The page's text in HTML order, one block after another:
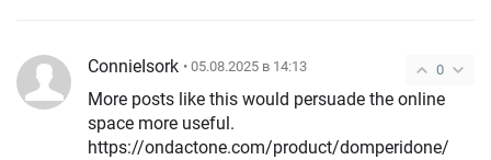
0
ConnieIsork • 05.08.2025 в 14:13
More posts like this would persuade the online
space more useful.
https://ondactone.com/product/domperidone/